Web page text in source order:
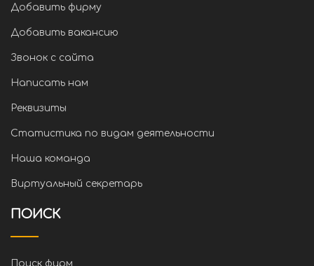
Добавить фирму
Добавить вакансию
Звонок с сайта
Написать нам
Реквизиты
Статистика по видам деятельности
Наша команда
Виртуальный секретарь
ПОИСК
Поиск фирм